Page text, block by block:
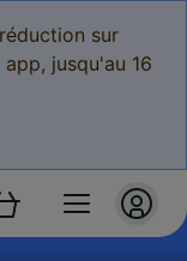
sur
jusqu'au 16